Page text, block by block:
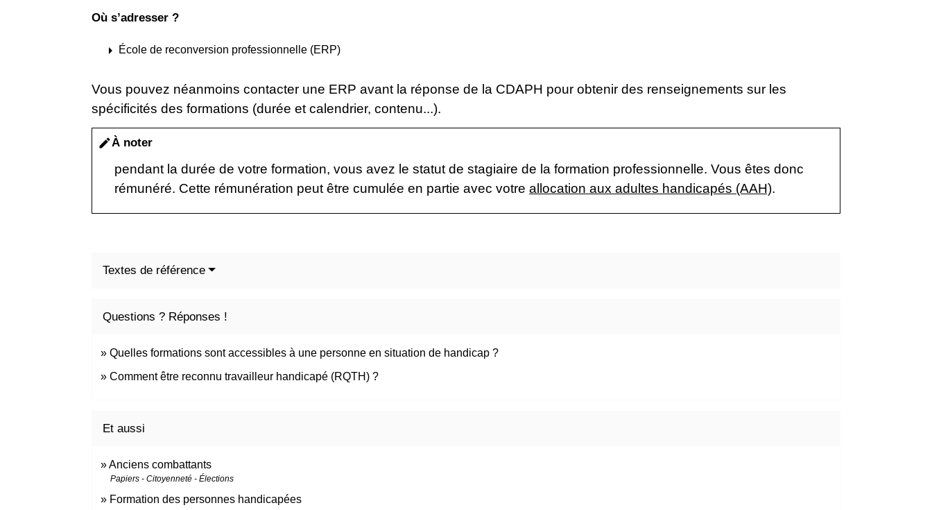
Où s’adresser ?
arrow_right École de reconversion professionnelle (ERP)
Vous pouvez néanmoins contacter une ERP avant la réponse de la CDAPH pour obtenir des renseignements sur les
spécificités des formations (durée et calendrier, contenu...).
editÀ noter
pendant la durée de votre formation, vous avez le statut de stagiaire de la formation professionnelle. Vous êtes donc
rémunéré. Cette rémunération peut être cumulée en partie avec votre allocation aux adultes handicapés (AAH).
Textes de référence
Questions ? Réponses !
Quelles formations sont accessibles à une personne en situation de handicap ?
Comment être reconnu travailleur handicapé (RQTH) ?
Et aussi
Anciens combattants
Papiers - Citoyenneté - Élections
Formation des personnes handicapées